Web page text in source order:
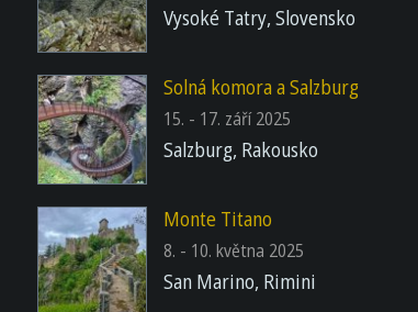
Vysoké Tatry, Slovensko
Solná komora a Salzburg
15. - 17. září 2025
Salzburg, Rakousko
Monte Titano
8. - 10. května 2025
San Marino, Rimini